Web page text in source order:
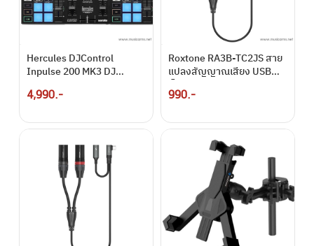
Hercules DJControl
Inpulse 200 MK3 DJ
4,990.-
Roxtone RA3B-TC2JS สาย
แปลงสัญญาณเสียง USB
990.-